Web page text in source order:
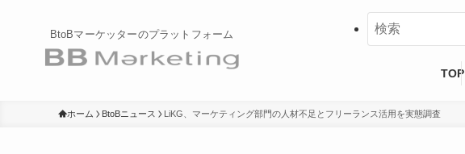
BtoBマーケッターのプラットフォーム
TOP
ホーム BtoBニュース LiKG、マーケティング部門の人材不足とフリーランス活用を実態調査